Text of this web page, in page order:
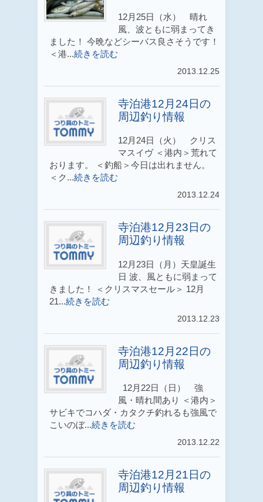
12月25日（水） 晴れ
風、波ともに弱まってき
ました！ 今晩などシーバス良さそうです！
＜港...続きを読む
2013.12.25
寺泊港12月24日の
周辺釣り情報
12月24日（火） クリス
マスイヴ ＜港内＞荒れて
おります。 ＜釣船＞今日は出れません。
＜ク...続きを読む
2013.12.24
寺泊港12月23日の
周辺釣り情報
12月23日（月）天皇誕生
日 波、風ともに弱まって
きました！ ＜クリスマスセール＞ 12月
21...続きを読む
2013.12.23
寺泊港12月22日の
周辺釣り情報
12月22日（日） 強
風・晴れ間あり ＜港内＞
サビキでコハダ・カタクチ釣れるも強風で
こいのぼ...続きを読む
2013.12.22
寺泊港12月21日の
周辺釣り情報